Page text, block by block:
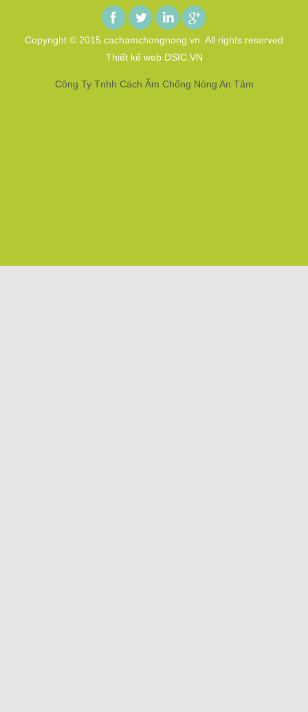
Copyright © 2015 cachamchongnong.vn. All rights reserved
Thiết kế web DSIC.VN
Công Ty Tnhh Cách Âm Chống Nóng An Tâm